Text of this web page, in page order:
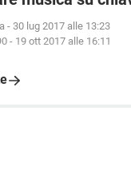
- 30 lug 2017 alle 13:23
- 19 ott 2017 alle 16:11